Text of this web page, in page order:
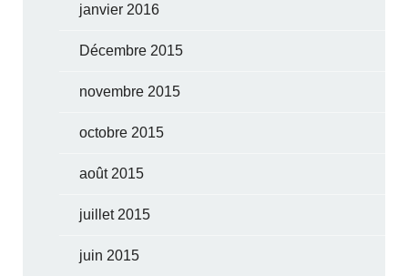
janvier 2016
Décembre 2015
novembre 2015
octobre 2015
août 2015
juillet 2015
juin 2015